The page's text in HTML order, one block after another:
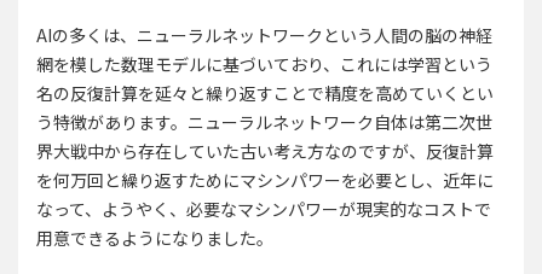
AIの多くは、ニューラルネットワークという人間の脳の神経
網を模した数理モデルに基づいており、これには学習という
名の反復計算を延々と繰り返すことで精度を高めていくとい
う特徴があります。ニューラルネットワーク自体は第二次世
界大戦中から存在していた古い考え方なのですが、反復計算
を何万回と繰り返すためにマシンパワーを必要とし、近年に
なって、ようやく、必要なマシンパワーが現実的なコストで
用意できるようになりました。